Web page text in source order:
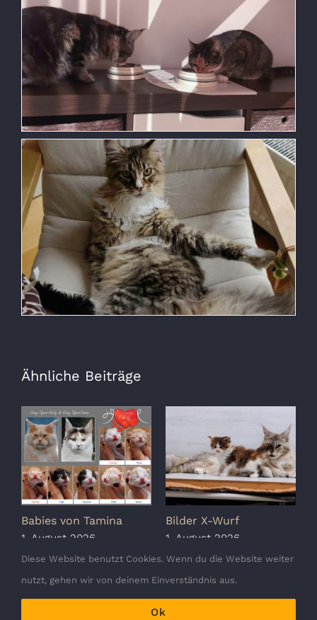
Ähnliche Beiträge
Babies von Tamina
1. August 2026
Bilder X-Wurf
1. August 2026
Diese Website benutzt Cookies. Wenn du die Website weiter
nutzt, gehen wir von deinem Einverständnis aus.
Ok